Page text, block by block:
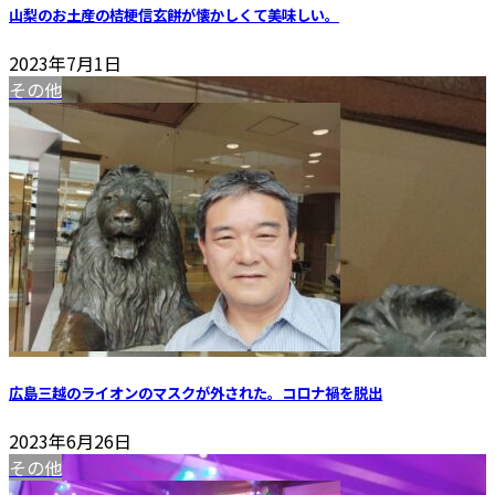
山梨のお土産の桔梗信玄餅が懐かしくて美味しい。
2023年7月1日
その他
広島三越のライオンのマスクが外された。コロナ禍を脱出
2023年6月26日
その他